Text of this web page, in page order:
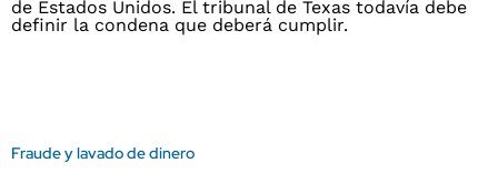
Fraude y lavado de dinero